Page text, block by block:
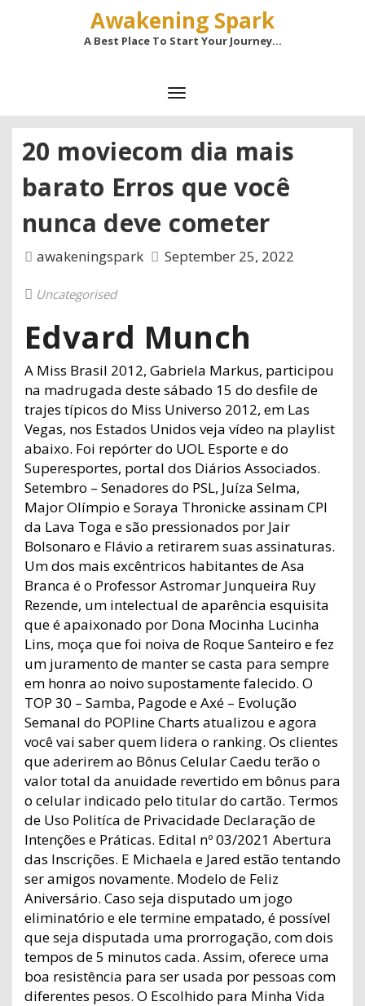
Awakening Spark
A Best Place To Start Your Journey…
20 moviecom dia mais
barato Erros que você
nunca deve cometer
awakeningspark September 25, 2022
Uncategorised
Edvard Munch
A Miss Brasil 2012, Gabriela Markus, participou
na madrugada deste sábado 15 do desfile de
trajes típicos do Miss Universo 2012, em Las
Vegas, nos Estados Unidos veja vídeo na playlist
abaixo. Foi repórter do UOL Esporte e do
Superesportes, portal dos Diários Associados.
Setembro – Senadores do PSL, Juíza Selma,
Major Olímpio e Soraya Thronicke assinam CPI
da Lava Toga e são pressionados por Jair
Bolsonaro e Flávio a retirarem suas assinaturas.
Um dos mais excêntricos habitantes de Asa
Branca é o Professor Astromar Junqueira Ruy
Rezende, um intelectual de aparência esquisita
que é apaixonado por Dona Mocinha Lucinha
Lins, moça que foi noiva de Roque Santeiro e fez
um juramento de manter se casta para sempre
em honra ao noivo supostamente falecido. O
TOP 30 – Samba, Pagode e Axé – Evolução
Semanal do POPline Charts atualizou e agora
você vai saber quem lidera o ranking. Os clientes
que aderirem ao Bônus Celular Caedu terão o
valor total da anuidade revertido em bônus para
o celular indicado pelo titular do cartão. Termos
de Uso Politíca de Privacidade Declaração de
Intenções e Práticas. Edital nº 03/2021 Abertura
das Inscrições. E Michaela e Jared estão tentando
ser amigos novamente. Modelo de Feliz
Aniversário. Caso seja disputado um jogo
eliminatório e ele termine empatado, é possível
que seja disputada uma prorrogação, com dois
tempos de 5 minutos cada. Assim, oferece uma
boa resistência para ser usada por pessoas com
diferentes pesos. O Escolhido para Minha Vida